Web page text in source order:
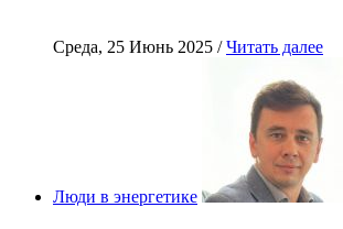
Среда, 25 Июнь 2025 /Читать далее
Люди в энергетике